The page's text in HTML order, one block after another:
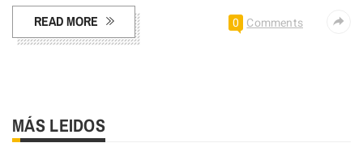
READ MORE 0 Comments
MÁS LEIDOS